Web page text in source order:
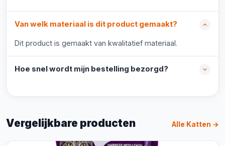
Van welk materiaal is dit product gemaakt?
Dit product is gemaakt van kwalitatief materiaal.
Hoe snel wordt mijn bestelling bezorgd?
Vergelijkbare producten Alle Katten →